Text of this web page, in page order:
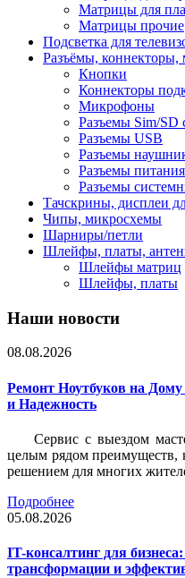
Матрицы для
Матрицы прочие
Подсветка для
Разъёмы,
Кнопки
Коннекторы
Микрофоны
Разъемы Sim/SD
Разъемы USB
Разъемы
Разъемы питания
Разъемы
Тачскрины, дисплеи
Чипы, микросхемы
Шарниры/петли
Шлейфы, платы,
Шлейфы матриц
Шлейфы, платы
Наши новости
08.08.2026
Ремонт Ноутбуков на
и Надежность
Сервис с выездом
целым рядом преимуществ,
решением для многих
Подробнее
05.08.2026
IT-консалтинг для
трансформации и